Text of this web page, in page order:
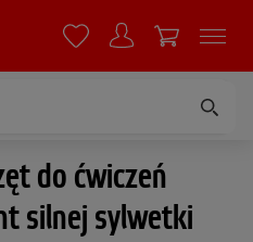
do ćwiczeń
silnej sylwetki